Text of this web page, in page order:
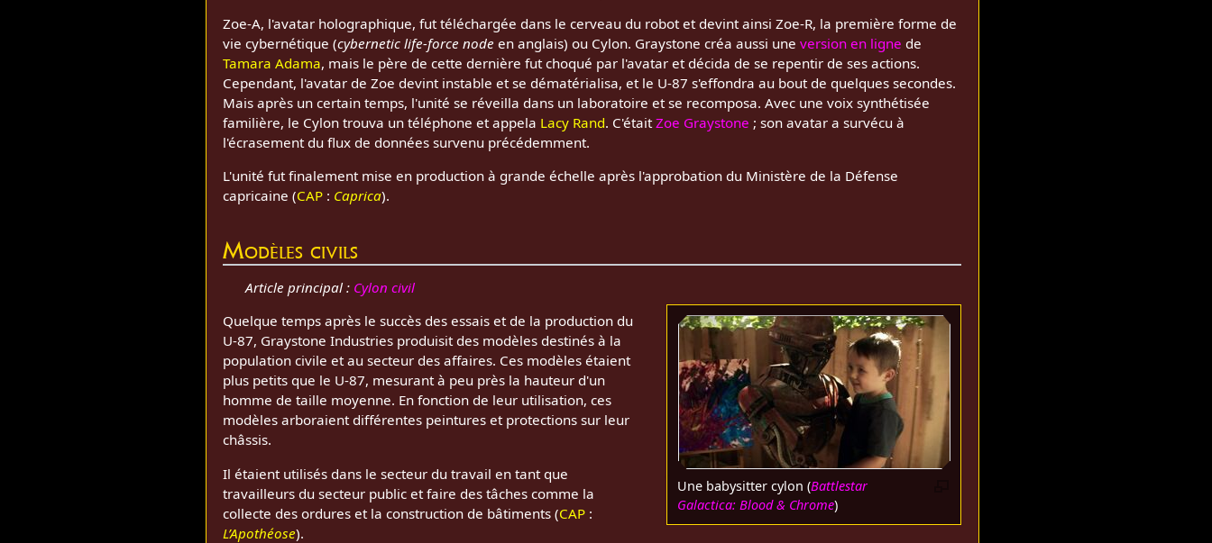
Zoe-A, l'avatar holographique, fut téléchargée dans le cerveau du robot et devint ainsi Zoe-R, la première forme de
vie cybernétique (cybernetic life-force node en anglais) ou Cylon. Graystone créa aussi uneversion en ligne de
Tamara Adama, mais le père de cette dernière fut choqué par l'avatar et décida de se repentir de ses actions.
Cependant, l'avatar de Zoe devint instable et se dématérialisa, et le U-87 s'effondra au bout de quelques secondes.
Mais après un certain temps, l'unité se réveilla dans un laboratoire et se recomposa. Avec une voix synthétisée
familière, le Cylon trouva un téléphone et appela Lacy Rand. C'étaitZoe Graystone ; son avatar a survécu à
l'écrasement du flux de données survenu précédemment.
L'unité fut finalement mise en production à grande échelle après l'approbation du Ministère de la Défense
capricaine (CAP : Caprica).
Modèles civils
Article principal : Cylon civil
Une babysitter cylon (Battlestar
Galactica: Blood & Chrome)
Quelque temps après le succès des essais et de la production du
U-87, Graystone Industries produisit des modèles destinés à la
population civile et au secteur des affaires. Ces modèles étaient
plus petits que le U-87, mesurant à peu près la hauteur d'un
homme de taille moyenne. En fonction de leur utilisation, ces
modèles arboraient différentes peintures et protections sur leur
châssis.
Il étaient utilisés dans le secteur du travail en tant que
travailleurs du secteur public et faire des tâches comme la
collecte des ordures et la construction de bâtiments (CAP :
L’Apothéose).